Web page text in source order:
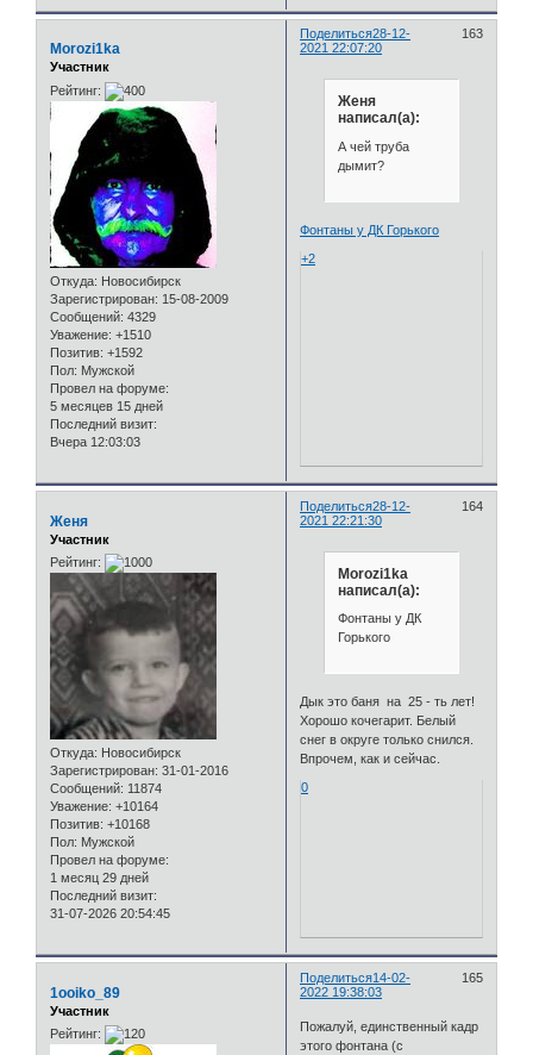
Поделиться 163
28-12-
2021 22:07:20
Morozi1ka
Участник
Рейтинг:
Откуда: Новосибирск
Зарегистрирован: 15-08-2009
Сообщений: 4329
Уважение: +1510
Позитив: +1592
Пол: Мужской
Провел на форуме:
5 месяцев 15 дней
Последний визит:
Вчера 12:03:03
Женя
написал(а):
А чей труба
дымит?
Фонтаны у ДК Горького
+2
Поделиться 164
28-12-
2021 22:21:30
Женя
Участник
Рейтинг:
Откуда: Новосибирск
Зарегистрирован: 31-01-2016
Сообщений: 11874
Уважение: +10164
Позитив: +10168
Пол: Мужской
Провел на форуме:
1 месяц 29 дней
Последний визит:
31-07-2026 20:54:45
Morozi1ka
написал(а):
Фонтаны у ДК
Горького
Дык это баня на 25 - ть лет!
Хорошо кочегарит. Белый
снег в округе только снился.
Впрочем, как и сейчас.
0
Поделиться 165
14-02-
2022 19:38:03
1ooiko_89
Участник
Рейтинг:
Пожалуй, единственный кадр
этого фонтана (с